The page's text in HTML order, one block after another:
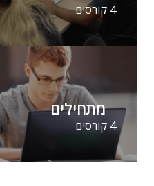
4 קורסים
מתחילים
4 קורסים